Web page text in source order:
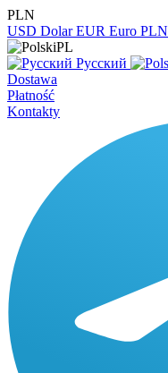
PLN
USD Dolar EUR Euro PLN
PL
Русский
Dostawa
Płatność
Kontakty